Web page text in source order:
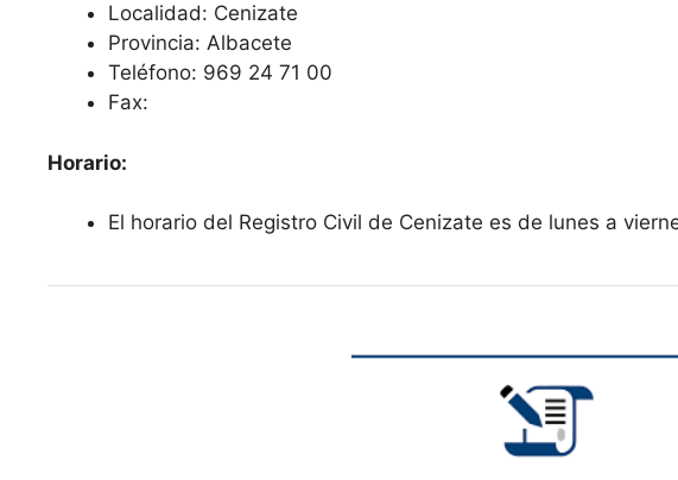
Localidad: Cenizate
Provincia: Albacete
Teléfono: 969 24 71 00
Fax:
Horario:
El horario del Registro Civil de Cenizate es de lunes a